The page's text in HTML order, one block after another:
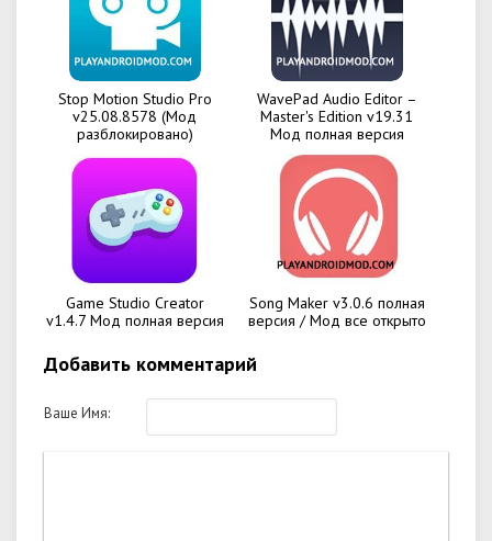
Stop Motion Studio Pro
v25.08.8578 (Мод
разблокировано)
WavePad Audio Editor –
Master's Edition v19.31
Мод полная версия
Game Studio Creator
v1.4.7 Мод полная версия
Song Maker v3.0.6 полная
версия / Мод все открыто
Добавить комментарий
Ваше Имя: